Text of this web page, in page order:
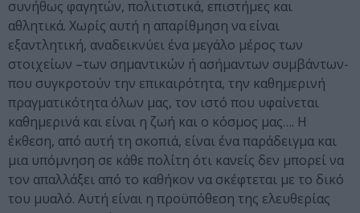
συνήθως φαγητών, πολιτιστικά, επιστήμες και
αθλητικά. Χωρίς αυτή η απαρίθμηση να είναι
εξαντλητική, αναδεικνύει ένα μεγάλο μέρος των
στοιχείων –των σημαντικών ή ασήμαντων συμβάντων-
που συγκροτούν την επικαιρότητα, την καθημερινή
πραγματικότητα όλων μας, τον ιστό που υφαίνεται
καθημερινά και είναι η ζωή και ο κόσμος μας…. Η
έκθεση, από αυτή τη σκοπιά, είναι ένα παράδειγμα και
μια υπόμνηση σε κάθε πολίτη ότι κανείς δεν μπορεί να
τον απαλλάξει από το καθήκον να σκέφτεται με το δικό
του μυαλό. Αυτή είναι η προϋπόθεση της ελευθερίας